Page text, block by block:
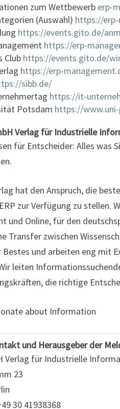
zum Wettbewerb erp-
(Auswahl) https://
https://events.gito.de/
https://erp-
Club https://events.gito.de/
https://erp-
sibb.de/
https://it-
Potsdam https://
Verlag für Industrielle
für Entscheider: Alles was
hat den Anspruch, die
zur Verfügung zu stellen.
und Online, für den
Transfer zwischen
Bestes und arbeiten eng mit
leiten
die richtige
about Information
und Herausgeber der
Verlag für Industrielle
23
30 41938368